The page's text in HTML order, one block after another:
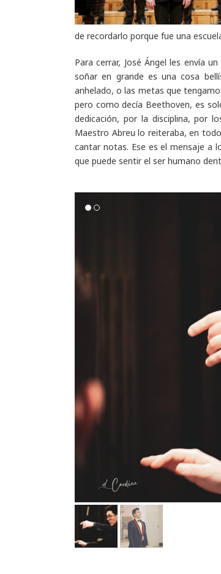
de recordarlo porque fue una
Para cerrar, José Ángel les envía
soñar en grande es una cosa
anhelado, o las metas que
pero como decía Beethoven, es
dedicación, por la disciplina, por
Maestro Abreu lo reiteraba, en
cantar notas. Ese es el mensaje a
que puede sentir el ser humano